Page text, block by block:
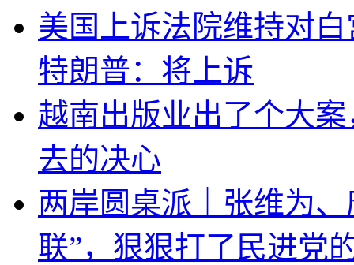
美国上诉法院维持对
特朗普：将上诉
越南出版业出了个大
去的决心
两岸圆桌派｜张维为
联”，狠狠打了民进党